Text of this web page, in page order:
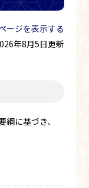
ージを表示する
年8月5日更新
に基づき、